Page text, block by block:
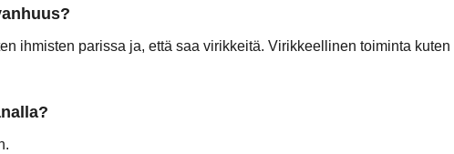
ihmisten parissa ja, että saa virikkeitä. Virikkeellinen toiminta